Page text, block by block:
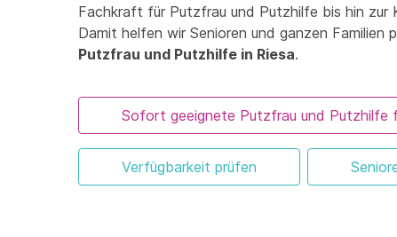
Fachkraft für Putzfrau und Putzhilfe bis hin zur
Damit helfen wir Senioren und ganzen Familien
Putzfrau und Putzhilfe in Riesa.
Sofort geeignete Putzfrau und Putzhilfe
Verfügbarkeit prüfen